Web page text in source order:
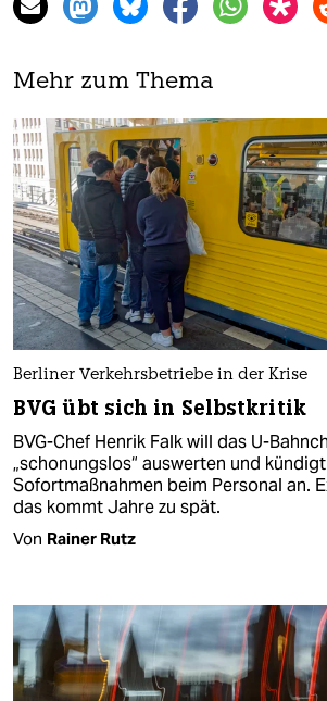
Mehr zum Thema
Berliner Verkehrsbetriebe in der Krise
BVG übt sich in Selbstkritik
BVG-Chef Henrik Falk will das U-
„schonungslos“ auswerten und kündigt
Sofortmaßnahmen beim Personal an.
das kommt Jahre zu spät.
Von Rainer Rutz